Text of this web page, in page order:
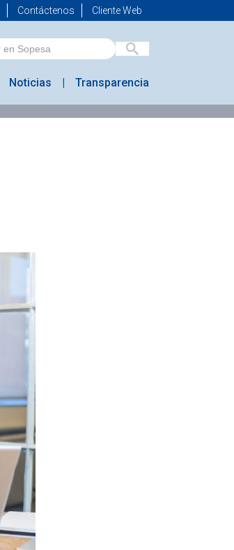
Contáctenos Cliente Web
Noticias Transparencia